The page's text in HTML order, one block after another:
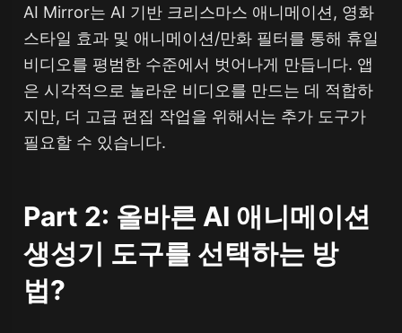
AI Mirror는 AI 기반 크리스마스 애니메이션, 영화
스타일 효과 및 애니메이션/만화 필터를 통해 휴일
비디오를 평범한 수준에서 벗어나게 만듭니다. 앱
은 시각적으로 놀라운 비디오를 만드는 데 적합하
지만, 더 고급 편집 작업을 위해서는 추가 도구가
필요할 수 있습니다.
Part 2: 올바른 AI 애니메이션
생성기 도구를 선택하는 방
법?